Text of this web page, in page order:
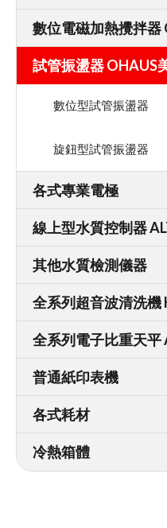
數位電磁加熱攪拌器
試管振盪器 OHAUS
數位型試管振盪器
旋鈕型試管振盪器
各式專業電極
線上型水質控制器
其他水質檢測儀器
全系列超音波清洗機
全系列電子比重天平
普通紙印表機
各式耗材
冷熱箱體